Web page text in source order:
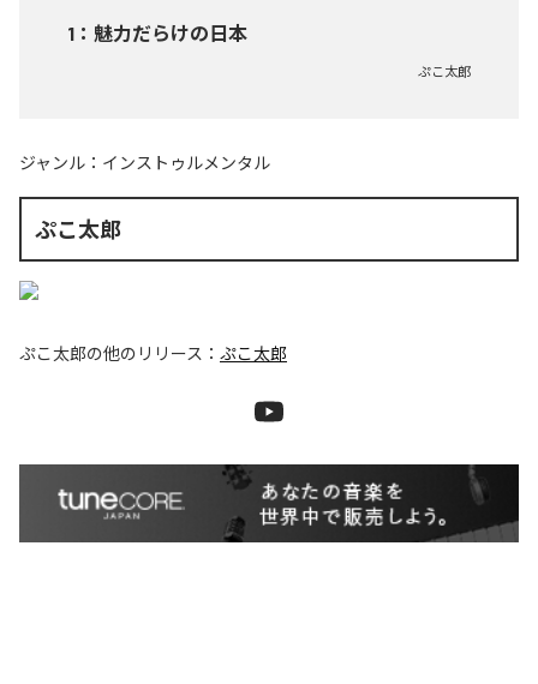
1 ： 魅力だらけの日本
ぷこ太郎
ジャンル： インストゥルメンタル
ぷこ太郎
ぷこ太郎の他のリリース： ぷこ太郎